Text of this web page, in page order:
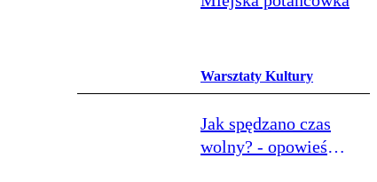
Warsztaty Kultury
Jak spędzano czas
wolny? - opowieść o